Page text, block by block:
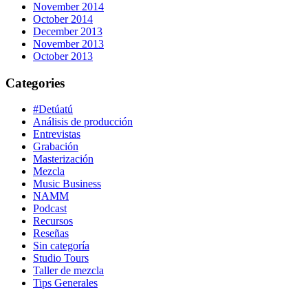
November 2014
October 2014
December 2013
November 2013
October 2013
Categories
#Detúatú
Análisis de producción
Entrevistas
Grabación
Masterización
Mezcla
Music Business
NAMM
Podcast
Recursos
Reseñas
Sin categoría
Studio Tours
Taller de mezcla
Tips Generales